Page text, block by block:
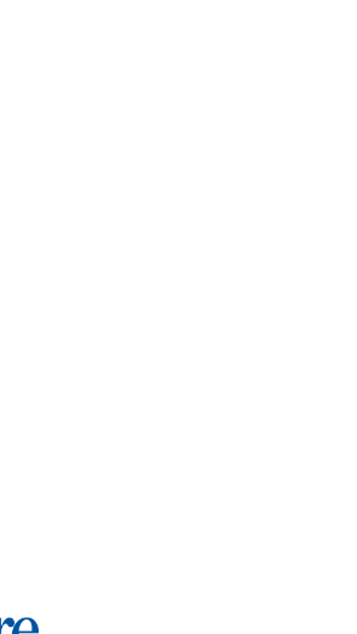
tipi di cookie saranno installati sul
modificare in ogni momento le sue
sull’interruttore in basso a sinistra
del nostro sito. Per maggior
dei suoi dati visiti la nostra